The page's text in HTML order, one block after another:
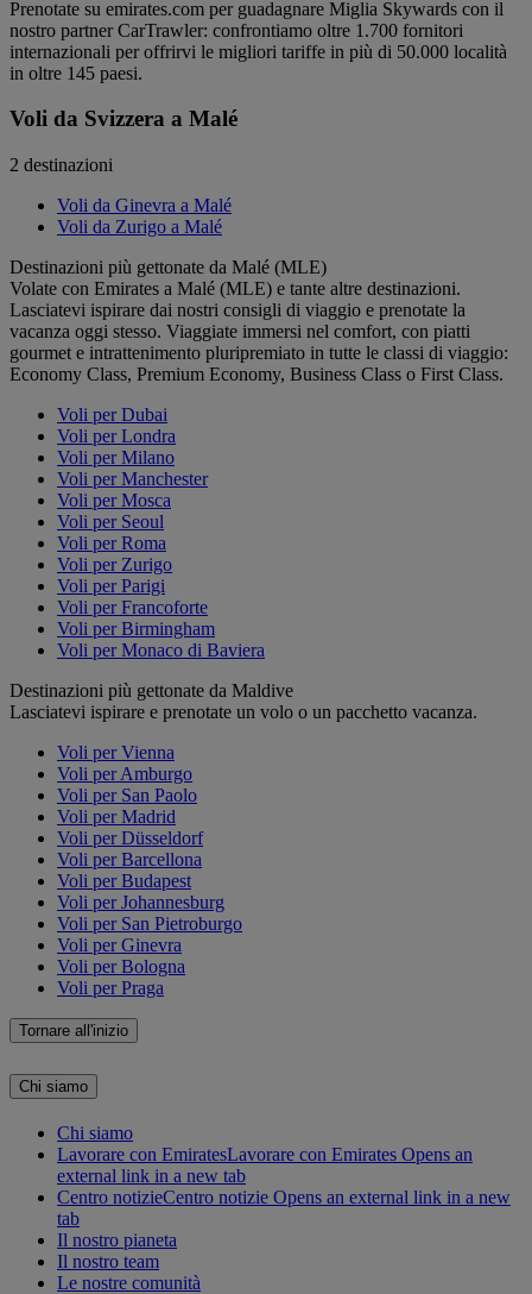
Prenotate su emirates.com per guadagnare Miglia Skywards con il
nostro partner CarTrawler: confrontiamo oltre 1.700 fornitori
internazionali per offrirvi le migliori tariffe in più di 50.000 località
in oltre 145 paesi.
Voli da Svizzera a Malé
2 destinazioni
Voli da Ginevra a Malé
Voli da Zurigo a Malé
Destinazioni più gettonate da Malé (MLE)
Volate con Emirates a Malé (MLE) e tante altre destinazioni.
Lasciatevi ispirare dai nostri consigli di viaggio e prenotate la
vacanza oggi stesso. Viaggiate immersi nel comfort, con piatti
gourmet e intrattenimento pluripremiato in tutte le classi di viaggio:
Economy Class, Premium Economy, Business Class o First Class.
Voli per Dubai
Voli per Londra
Voli per Milano
Voli per Manchester
Voli per Mosca
Voli per Seoul
Voli per Roma
Voli per Zurigo
Voli per Parigi
Voli per Francoforte
Voli per Birmingham
Voli per Monaco di Baviera
Destinazioni più gettonate da Maldive
Lasciatevi ispirare e prenotate un volo o un pacchetto vacanza.
Voli per Vienna
Voli per Amburgo
Voli per San Paolo
Voli per Madrid
Voli per Düsseldorf
Voli per Barcellona
Voli per Budapest
Voli per Johannesburg
Voli per San Pietroburgo
Voli per Ginevra
Voli per Bologna
Voli per Praga
Tornare all'inizio
Chi siamo
Chi siamo
Lavorare con EmiratesLavorare con Emirates Opens an
external link in a new tab
Centro notizieCentro notizie Opens an external link in a new
tab
Il nostro pianeta
Il nostro team
Le nostre comunità